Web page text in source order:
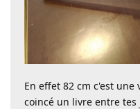
En effet 82 cm c'est une
coincé un livre entre